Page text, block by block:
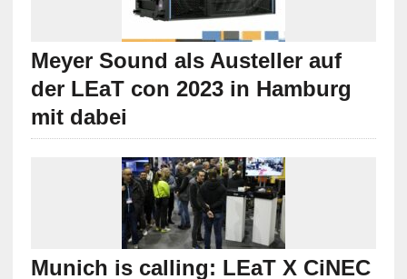
Meyer Sound als Austeller auf
der LEaT con 2023 in Hamburg
mit dabei
Munich is calling: LEaT X CiNEC